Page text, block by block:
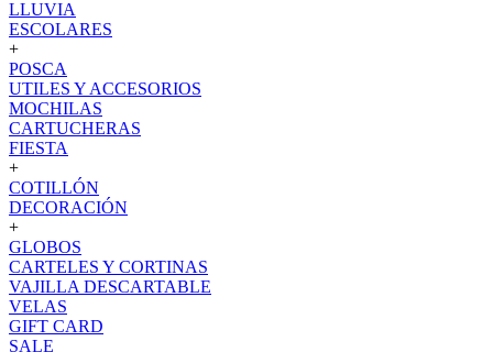
LLUVIA
ESCOLARES
+
POSCA
UTILES Y ACCESORIOS
MOCHILAS
CARTUCHERAS
FIESTA
+
COTILLÓN
DECORACIÓN
+
GLOBOS
CARTELES Y CORTINAS
VAJILLA DESCARTABLE
VELAS
GIFT CARD
SALE